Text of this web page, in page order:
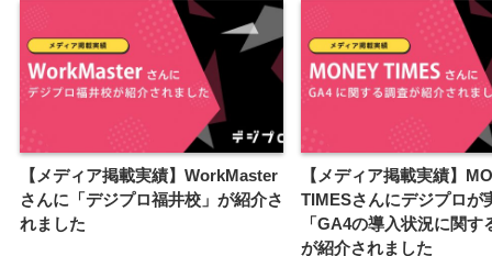
【メディア掲載実績】WorkMaster
さんに「デジプロ福井校」が紹介さ
れました
【メディア掲載実績】
TIMESさんにデジプロが
「GA4の導入状況に関す
が紹介されました